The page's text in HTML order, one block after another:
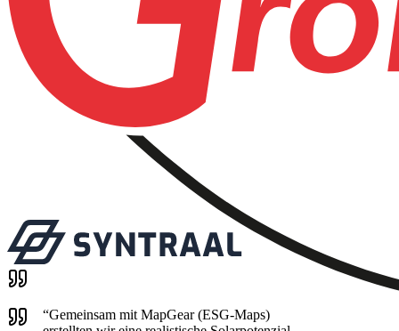
“Gemeinsam mit MapGear (ESG-Maps)